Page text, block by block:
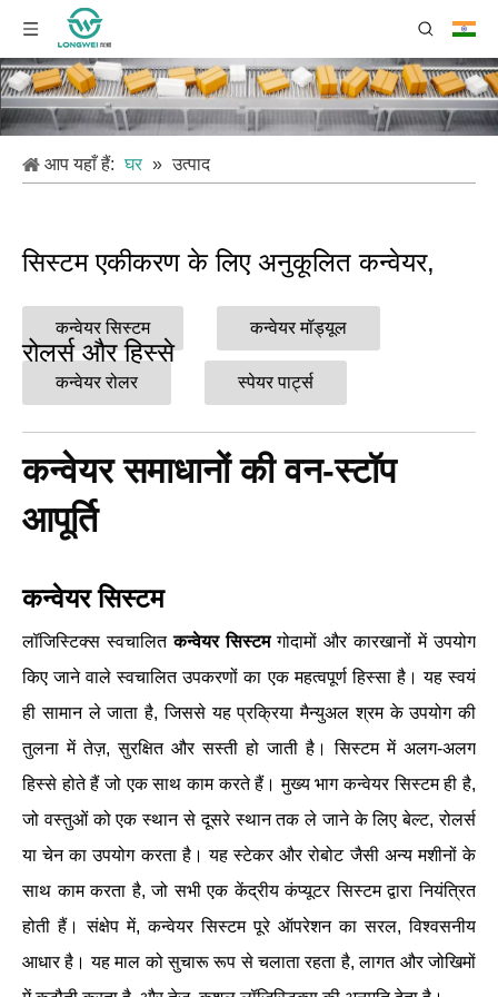
आप यहाँ हैं: घर » उत्पाद
सिस्टम एकीकरण के लिए अनुकूलित कन्वेयर,
रोलर्स और हिस्से
कन्वेयर सिस्टम कन्वेयर मॉड्यूल
कन्वेयर रोलर स्पेयर पार्ट्स
कन्वेयर समाधानों की वन-स्टॉप
आपूर्ति
कन्वेयर सिस्टम
लॉजिस्टिक्स स्वचालितकन्वेयर सिस्टमगोदामों और कारखानों में उपयोग
किए जाने वाले स्वचालित उपकरणों का एक महत्वपूर्ण हिस्सा है। यह स्वयं
ही सामान ले जाता है, जिससे यह प्रक्रिया मैन्युअल श्रम के उपयोग की
तुलना में तेज़, सुरक्षित और सस्ती हो जाती है। सिस्टम में अलग-अलग
हिस्से होते हैं जो एक साथ काम करते हैं। मुख्य भाग कन्वेयर सिस्टम ही है,
जो वस्तुओं को एक स्थान से दूसरे स्थान तक ले जाने के लिए बेल्ट, रोलर्स
या चेन का उपयोग करता है। यह स्टेकर और रोबोट जैसी अन्य मशीनों के
साथ काम करता है, जो सभी एक केंद्रीय कंप्यूटर सिस्टम द्वारा नियंत्रित
होती हैं। संक्षेप में, कन्वेयर सिस्टम पूरे ऑपरेशन का सरल, विश्वसनीय
आधार है। यह माल को सुचारू रूप से चलाता रहता है, लागत और जोखिमों